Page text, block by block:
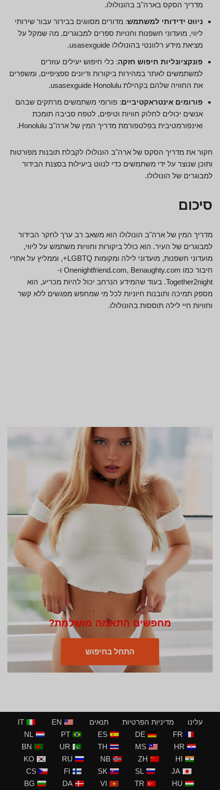
מדריך הסקס בארה"ב בהונולולו.
ניווט ידידותי למשתמש: מדורים מסווגים בבירור עבור שירותי
ליווי, מועדוני חשפנות וחנויות ספרים למבוגרים, מה שמקל על
מציאת מידע רלוונטי בהונולולו usasexguide.
פונקציונליות חיפוש חזקה: כלי חיפוש יעילים עוזרים
למשתמשים לאתר במהירות ביקורות ודיונים ספציפיים, ומשפרים
את החוויה שלהם בקהילת usasexguide Honolulu.
פורומים אינטראקטיביים: פורומי משתמשים מרתקים שבהם
אנשים יכולים לחלוק חוויות וטיפים, לטפח סביבה תומכת
ואינפורמטיבית בפלטפורמת מדריך המין של ארה"ב Honolulu.
חקור את מדריך הסקס של ארה"ב הונולולו לקבלת תובנות מפורטות
ותוכן שנוצר על ידי משתמשים כדי לנווט ביעילות בסצנת הבידור
למבוגרים של הונולולו.
סיכום
מדריך המין של ארה"ב הונולולו הוא משאב רב ערך לחקר הבידור
למבוגרים של העיר. הוא כולל ביקורות וחוויות משתמש על ליווי,
מועדוני חשפנות, מועדוני לילה ומקומות LGBTQ+, וממליץ על אתרי
חיבור כמו Onenightfriend.com, Benaughty.com ו-
Together2night. בעוד שהמידע הנרחב יכול להיות מכריע, הוא
מספק תמיכה ותובנות חיוניות לכל מי שמחפש מפגשים ללא קשר
וחוויות חיי לילה תוססות בהונולולו.
מחפשים התאמה מושלמת?
התחל בחיפוש
עלינו מדיניות הפרטיות תנאים EN
IT
FR
DE
ES
PT
NL
HR
MS
TH
UR
BN
HI
ZH
NB
RU
KO
JA
SL
SK
FI
CS
HU
TR
VI
DA
BG